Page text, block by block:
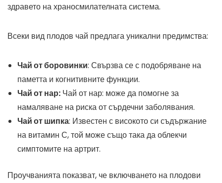
здравето на храносмилателната система.
Всеки вид плодов чай предлага уникални предимства:
Чай от боровинки: Свързва се с подобряване на
паметта и когнитивните функции.
Чай от нар: Чай от нар: може да помогне за
намаляване на риска от сърдечни заболявания.
Чай от шипка: Известен с високото си съдържание
на витамин С, той може също така да облекчи
симптомите на артрит.
Проучванията показват, че включването на плодови